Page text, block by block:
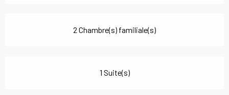
2 Chambre(s) familiale(s)
1 Suite(s)